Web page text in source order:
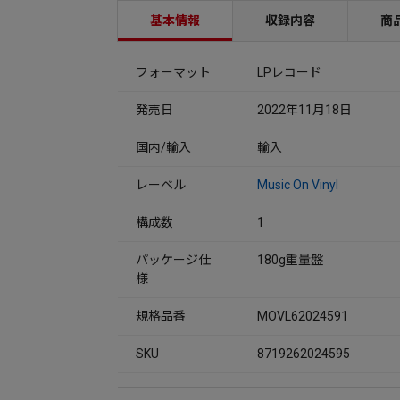
基本情報 収録内容 商
フォーマット LPレコード
発売日 2022年11月18日
国内/輸入 輸入
レーベル Music On Vinyl
構成数 1
パッケージ仕
様
180g重量盤
規格品番 MOVL62024591
SKU 8719262024595